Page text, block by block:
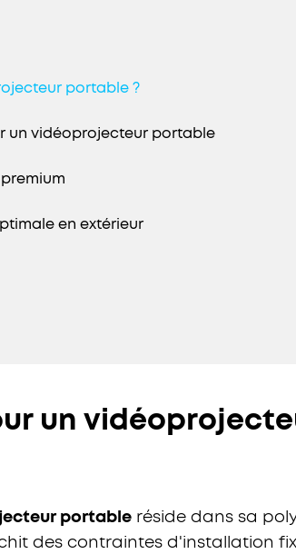
portable ?
un vidéoprojecteur portable
en extérieur
un
portable réside dans sa
des contraintes d'installation